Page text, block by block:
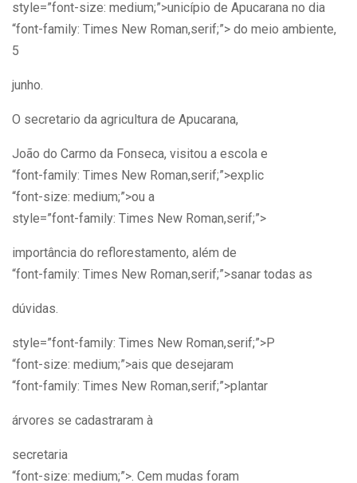
style=”font-size: medium;”>unicípio de Apucarana no dia
“font-family: Times New Roman,serif;”> do meio ambiente,
5
junho.
O secretario da agricultura de Apucarana,
João do Carmo da Fonseca, visitou a escola e
“font-family: Times New Roman,serif;”>explic
“font-size: medium;”>ou a
style=”font-family: Times New Roman,serif;”>
importância do reflorestamento, além de
“font-family: Times New Roman,serif;”>sanar todas as
dúvidas.
style=”font-family: Times New Roman,serif;”>P
“font-size: medium;”>ais que desejaram
“font-family: Times New Roman,serif;”>plantar
árvores se cadastraram à
secretaria
“font-size: medium;”>. Cem mudas foram